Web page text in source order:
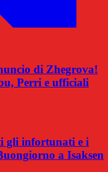
di Zhegrova!
Perri e ufficiali
gli infortunati e i
a Isaksen